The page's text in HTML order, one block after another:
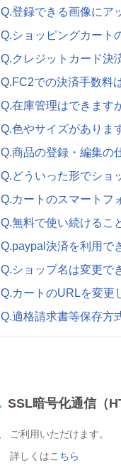
Q.登録できる画像にア
Q.ショッピングカート
Q.クレジットカード決
Q.FC2での決済手数料
Q.在庫管理はできます
Q.色やサイズがありま
Q.商品の登録・編集の
Q.どういった形でショ
Q.カートのスマートフ
Q.無料で使い続けるこ
Q.paypal決済を利用で
Q.ショップ名は変更で
Q.カートのURLを変更
Q.適格請求書等保存方
SSL暗号化通信（
ご利用いただけます。
詳しくはこちら